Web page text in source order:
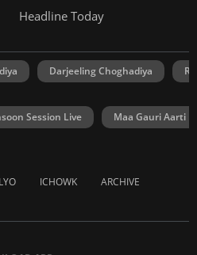
Headline Today
Darjeeling Choghadiya
Session Live Maa Gauri Aarti
ICHOWK ARCHIVE